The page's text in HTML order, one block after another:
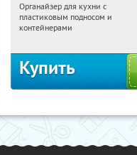
15:19:54 Получили:
Россия
Органайзер для кухни с
пластиковым подносом и
контейнерами
Купить